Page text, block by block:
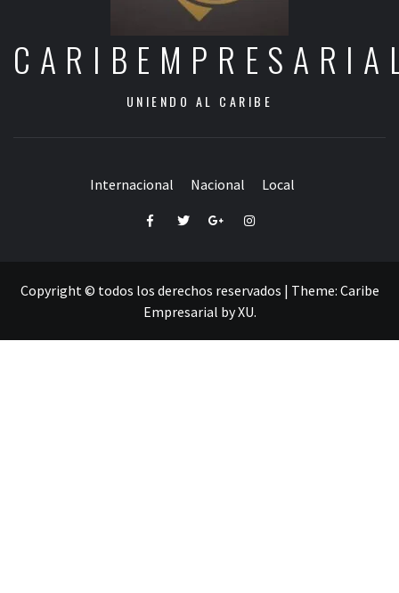
UNIENDO AL CARIBE
Internacional Nacional Local
FacebookTwitterGoogle+Instagram
Copyright © todos los derechos reservados | Theme: Caribe
Empresarial byXU.